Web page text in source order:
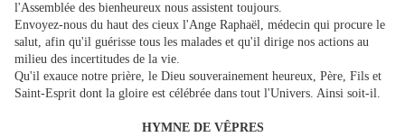
l'Assemblée des bienheureux nous assistent toujours.
Envoyez-nous du haut des cieux l'Ange Raphaël, médecin qui procure le
salut, afin qu'il guérisse tous les malades et qu'il dirige nos actions au
milieu des incertitudes de la vie.
Qu'il exauce notre prière, le Dieu souverainement heureux, Père, Fils et
Saint-Esprit dont la gloire est célébrée dans tout l'Univers. Ainsi soit-il.
HYMNE DE VÊPRES